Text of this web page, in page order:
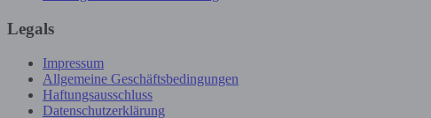
Legals
Impressum
Allgemeine Geschäftsbedingungen
Haftungsausschluss
Datenschutzerklärung